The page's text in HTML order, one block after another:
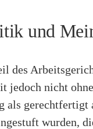
und
des
jedoch nicht
als gerechtfertigt
wurden,